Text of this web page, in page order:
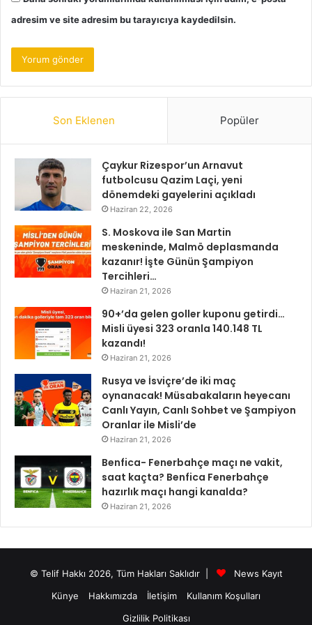
adresim ve site adresim bu tarayıcıya kaydedilsin.
Son Eklenen Popüler
Çaykur Rizespor’un Arnavut
futbolcusu Qazim Laçi, yeni
dönemdeki gayelerini açıkladı
Haziran 22, 2026
S. Moskova ile San Martin
meskeninde, Malmö deplasmanda
kazanır! İşte Günün Şampiyon
Tercihleri…
Haziran 21, 2026
90+’da gelen goller kuponu getirdi…
Misli üyesi 323 oranla 140.148 TL
kazandı!
Haziran 21, 2026
Rusya ve İsviçre’de iki maç
oynanacak! Müsabakaların heyecanı
Canlı Yayın, Canlı Sohbet ve Şampiyon
Oranlar ile Misli’de
Haziran 21, 2026
Benfica- Fenerbahçe maçı ne vakit,
saat kaçta? Benfica Fenerbahçe
hazırlık maçı hangi kanalda?
Haziran 21, 2026
© Telif Hakkı 2026, Tüm Hakları Saklıdır |
News Kayıt
Künye
Hakkımızda İletişim
Kullanım Koşulları
Gizlilik Politikası